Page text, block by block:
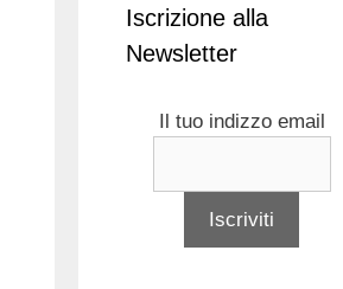
Iscrizione alla
Newsletter
Il tuo indizzo email